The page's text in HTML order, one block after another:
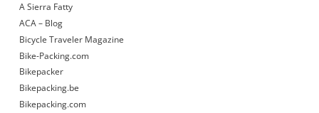
A Sierra Fatty
ACA – Blog
Bicycle Traveler Magazine
Bike-Packing.com
Bikepacker
Bikepacking.be
Bikepacking.com